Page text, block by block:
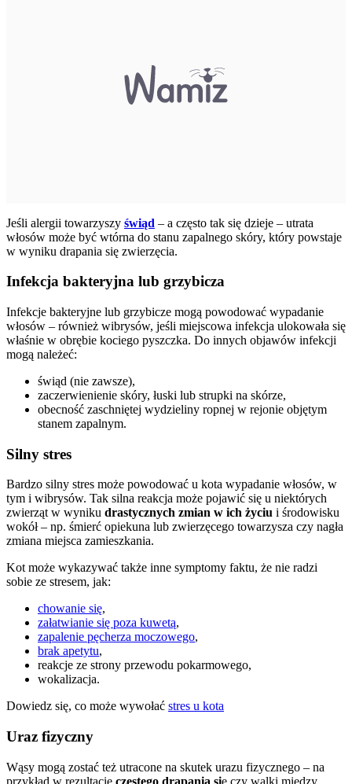
Jeśli alergii towarzyszy świąd – a często tak się dzieje – utrata
włosów może być wtórna do stanu zapalnego skóry, który powstaje
w wyniku drapania się zwierzęcia.
Infekcja bakteryjna lub grzybicza
Infekcje bakteryjne lub grzybicze mogą powodować wypadanie
włosów – również wibrysów, jeśli miejscowa infekcja ulokowała się
właśnie w obrębie kociego pyszczka. Do innych objawów infekcji
mogą należeć:
świąd (nie zawsze),
zaczerwienienie skóry, łuski lub strupki na skórze,
obecność zaschniętej wydzieliny ropnej w rejonie objętym
stanem zapalnym.
Silny stres
Bardzo silny stres może powodować u kota wypadanie włosów, w
tym i wibrysów. Tak silna reakcja może pojawić się u niektórych
zwierząt w wyniku drastycznych zmian w ich życiu i środowisku
wokół – np. śmierć opiekuna lub zwierzęcego towarzysza czy nagła
zmiana miejsca zamieszkania.
Kot może wykazywać także inne symptomy faktu, że nie radzi
sobie ze stresem, jak:
chowanie się,
załatwianie się poza kuwetą,
zapalenie pęcherza moczowego,
brak apetytu,
reakcje ze strony przewodu pokarmowego,
wokalizacja.
Dowiedz się, co może wywołać stres u kota
Uraz fizyczny
Wąsy mogą zostać też utracone na skutek urazu fizycznego – na
przykład w rezultacie częstego drapania się czy walki między